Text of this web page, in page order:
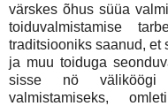
värskes õhus süüa
toiduvalmistamise
traditsiooniks saanud, et
ja muu toiduga
sisse nö väliköögi
valmistamiseks,